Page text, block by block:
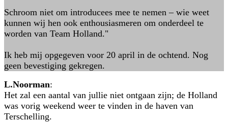
Schroom niet om introducees mee te nemen – wie weet
kunnen wij hen ook enthousiasmeren om onderdeel te
worden van Team Holland."
Ik heb mij opgegeven voor 20 april in de ochtend. Nog
geen bevestiging gekregen.
L.Noorman:
Het zal een aantal van jullie niet ontgaan zijn; de Holland
was vorig weekend weer te vinden in de haven van
Terschelling.